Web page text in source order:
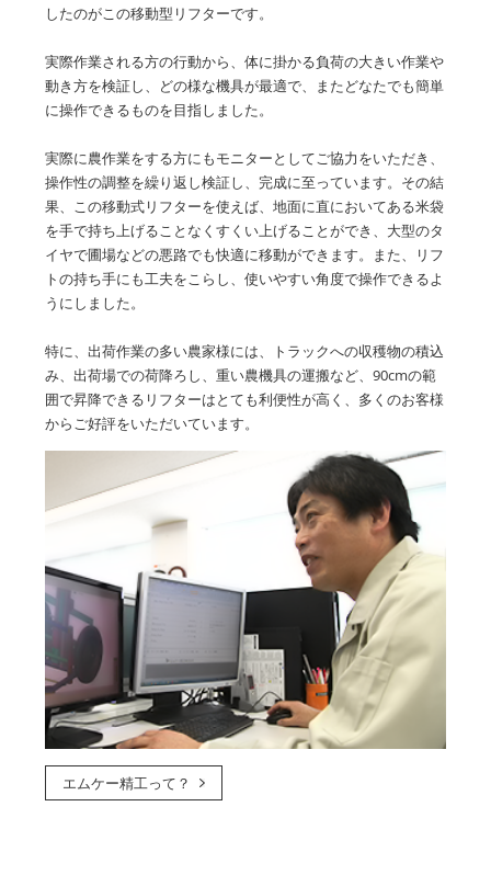
したのがこの移動型リフターです。
実際作業される方の行動から、体に掛かる負荷の大きい作業や
動き方を検証し、どの様な機具が最適で、またどなたでも簡単
に操作できるものを目指しました。
実際に農作業をする方にもモニターとしてご協力をいただき、
操作性の調整を繰り返し検証し、完成に至っています。その結
果、この移動式リフターを使えば、地面に直においてある米袋
を手で持ち上げることなくすくい上げることができ、大型のタ
イヤで圃場などの悪路でも快適に移動ができます。また、リフ
トの持ち手にも工夫をこらし、使いやすい角度で操作できるよ
うにしました。
特に、出荷作業の多い農家様には、トラックへの収穫物の積込
み、出荷場での荷降ろし、重い農機具の運搬など、90cmの範
囲で昇降できるリフターはとても利便性が高く、多くのお客様
からご好評をいただいています。
エムケー精工って？